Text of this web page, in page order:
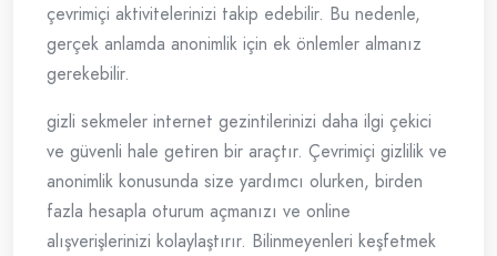
çevrimiçi aktivitelerinizi takip edebilir. Bu nedenle,
gerçek anlamda anonimlik için ek önlemler almanız
gerekebilir.
gizli sekmeler internet gezintilerinizi daha ilgi çekici
ve güvenli hale getiren bir araçtır. Çevrimiçi gizlilik ve
anonimlik konusunda size yardımcı olurken, birden
fazla hesapla oturum açmanızı ve online
alışverişlerinizi kolaylaştırır. Bilinmeyenleri keşfetmek